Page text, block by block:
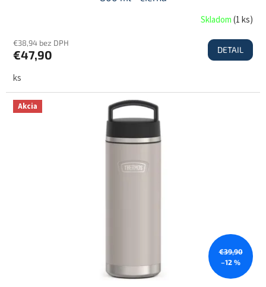
Skladom(1 ks)
€38,94 bez DPH
€47,90 DETAIL
ks
Akcia
€39,90
–12 %